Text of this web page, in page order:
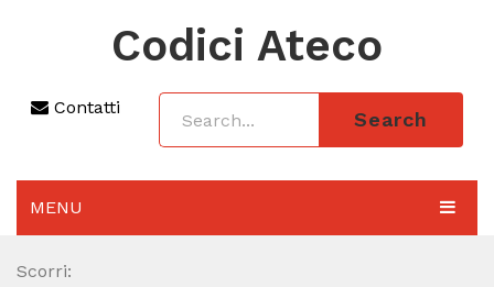
Codici Ateco
Contatti
Search
MENU
AGGIORNAMENTO 2025
Scorri: